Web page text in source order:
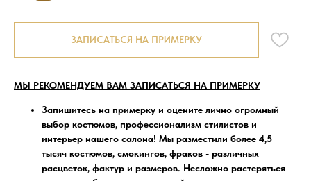
ЗАПИСАТЬСЯ НА ПРИМЕРКУ
МЫ РЕКОМЕНДУЕМ ВАМ ЗАПИСАТЬСЯ НА ПРИМЕРКУ
Запишитесь на примерку и оцените лично огромный
выбор костюмов, профессионализм стилистов и
интерьер нашего салона! Мы разместили более 4,5
тысяч костюмов, смокингов, фраков - различных
расцветок, фактур и размеров. Несложно растеряться